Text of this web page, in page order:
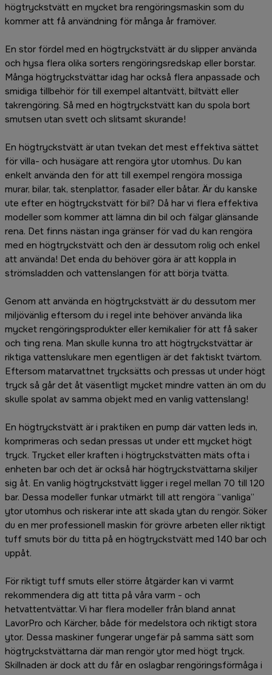
högtryckstvätt en mycket bra rengöringsmaskin som du
kommer att få användning för många år framöver.
En stor fördel med en högtryckstvätt är du slipper använda
och hysa flera olika sorters rengöringsredskap eller borstar.
Många högtryckstvättar idag har också flera anpassade och
smidiga tillbehör för till exempel altantvätt, biltvätt eller
takrengöring. Så med en högtryckstvätt kan du spola bort
smutsen utan svett och slitsamt skurande!
En högtryckstvätt är utan tvekan det mest effektiva sättet
för villa- och husägare att rengöra ytor utomhus. Du kan
enkelt använda den för att till exempel rengöra mossiga
murar, bilar, tak, stenplattor, fasader eller båtar. Är du kanske
ute efter en högtryckstvätt för bil? Då har vi flera effektiva
modeller som kommer att lämna din bil och fälgar glänsande
rena. Det finns nästan inga gränser för vad du kan rengöra
med en högtryckstvätt och den är dessutom rolig och enkel
att använda! Det enda du behöver göra är att koppla in
strömsladden och vattenslangen för att börja tvätta.
Genom att använda en högtryckstvätt är du dessutom mer
miljövänlig eftersom du i regel inte behöver använda lika
mycket rengöringsprodukter eller kemikalier för att få saker
och ting rena. Man skulle kunna tro att högtryckstvättar är
riktiga vattenslukare men egentligen är det faktiskt tvärtom.
Eftersom matarvattnet trycksätts och pressas ut under högt
tryck så går det åt väsentligt mycket mindre vatten än om du
skulle spolat av samma objekt med en vanlig vattenslang!
En högtryckstvätt är i praktiken en pump där vatten leds in,
komprimeras och sedan pressas ut under ett mycket högt
tryck. Trycket eller kraften i högtryckstvätten mäts ofta i
enheten bar och det är också här högtryckstvättarna skiljer
sig åt. En vanlig högtryckstvätt ligger i regel mellan 70 till 120
bar. Dessa modeller funkar utmärkt till att rengöra “vanliga”
ytor utomhus och riskerar inte att skada ytan du rengör. Söker
du en mer professionell maskin för grövre arbeten eller riktigt
tuff smuts bör du titta på en högtryckstvätt med 140 bar och
uppåt.
För riktigt tuff smuts eller större åtgärder kan vi varmt
rekommendera dig att titta på våra varm - och
hetvattentvättar. Vi har flera modeller från bland annat
LavorPro och Kärcher, både för medelstora och riktigt stora
ytor. Dessa maskiner fungerar ungefär på samma sätt som
högtryckstvättarna där man rengör ytor med högt tryck.
Skillnaden är dock att du får en oslagbar rengöringsförmåga i